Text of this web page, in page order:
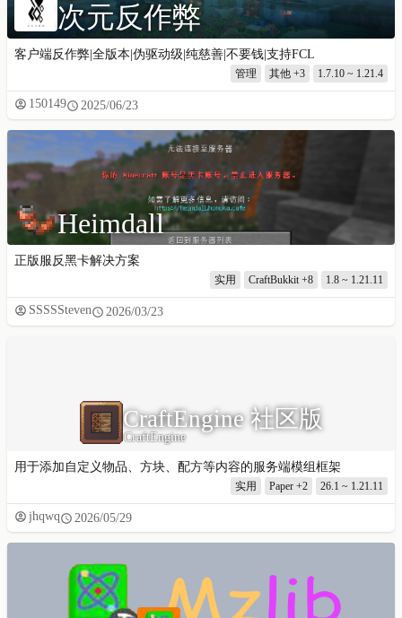
次元反作弊
客户端反作弊|全版本|伪驱动级|纯慈善|不要钱|支持FCL
管理 其他 +3 1.7.10 ~ 1.21.4
150149 2025/06/23
Heimdall
正版服反黑卡解决方案
实用 CraftBukkit+8 1.8 ~ 1.21.11
SSSSSteven 2026/03/23
CraftEngine 社区版
CraftEngine
用于添加自定义物品、方块、配方等内容的服务端模组框架
实用 Paper +2 26.1 ~ 1.21.11
jhqwq 2026/05/29